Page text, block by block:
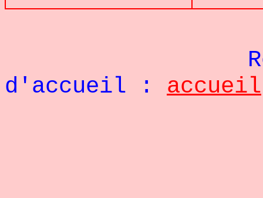
d'accueil : accueil